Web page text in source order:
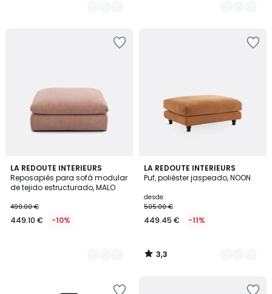
LA REDOUTE INTERIEURS
Reposapiés para sofá modular
de tejido estructurado, MALO
499.00 €
449.10 € -10%
5
Colores
LA REDOUTE INTERIEURS
Puf, poliéster jaspeado, NOON
desde
505.00 €
449.45 € -11%
3,3
/ 5
9
Colores
3,3
/